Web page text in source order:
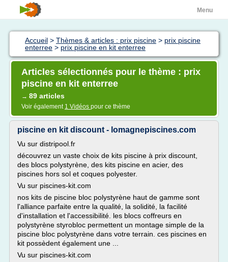
Menu
Accueil > Thèmes & articles : prix piscine > prix piscine
enterree > prix piscine en kit enterree
Articles sélectionnés pour le thème : prix
piscine en kit enterree
→ 89 articles
Voir également 1 Vidéos pour ce thème
piscine en kit discount - lomagnepiscines.com
Vu sur distripool.fr
découvrez un vaste choix de kits piscine à prix discount,
des blocs polystyrène, des kits piscine en acier, des
piscines hors sol et coques polyester.
Vu sur piscines-kit.com
nos kits de piscine bloc polystyrène haut de gamme sont
l'alliance parfaite entre la qualité, la solidité, la facilité
d'installation et l'accessibilité. les blocs coffreurs en
polystyrène styrobloc permettent un montage simple de la
piscine bloc polystyrène dans votre terrain. ces piscines en
kit possèdent également une ...
Vu sur piscines-kit.com